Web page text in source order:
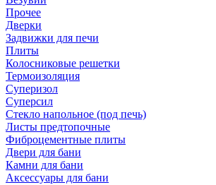
Прочее
Дверки
Задвижки для печи
Плиты
Колосниковые решетки
Термоизоляция
Суперизол
Суперсил
Стекло напольное (под печь)
Листы предтопочные
Фиброцементные плиты
Двери для бани
Камни для бани
Аксессуары для бани